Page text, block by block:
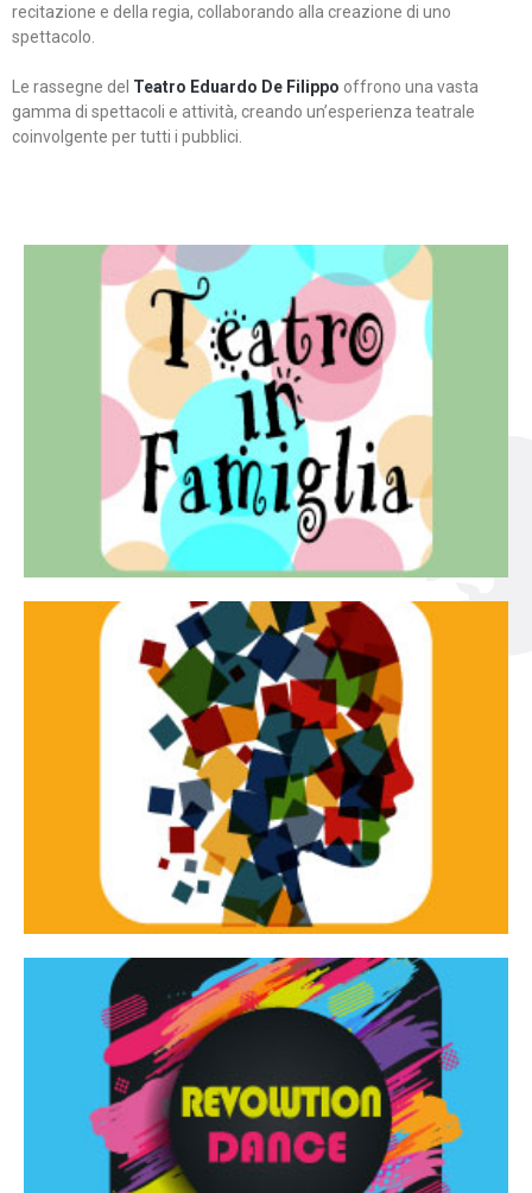
recitazione e della regia, collaborando alla creazione di uno
spettacolo.
Le rassegne del Teatro Eduardo De Filippo offrono una vasta
gamma di spettacoli e attività, creando un’esperienza teatrale
coinvolgente per tutti i pubblici.
Teatro in famiglia
Teatro In Famiglia è una rassegna di teatro concepita
per far condividere e godere del teatro all’intera
famiglia.
Continua
Tracce dinamiche
Tracce Dinamiche è una rassegna di teatro
d’innovazione e sperimentale.
Continua
Revolution Dance
Rassegna di danza contemporanea – I Edizione